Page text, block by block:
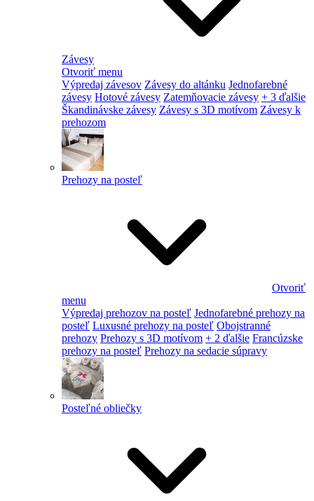
Závesy
Otvoriť menu
Výpredaj závesov Závesy do altánku Jednofarebné
závesy Hotové závesy Zatemňovacie závesy + 3 ďalšie
Škandinávske závesy Závesy s 3D motívom Závesy k
prehozom
Prehozy na posteľ
Otvoriť
menu
Výpredaj prehozov na posteľ Jednofarebné prehozy na
posteľ Luxusné prehozy na posteľ Obojstranné
prehozy Prehozy s 3D motívom + 2 ďalšie Francúzske
prehozy na posteľ Prehozy na sedacie súpravy
Posteľné obliečky